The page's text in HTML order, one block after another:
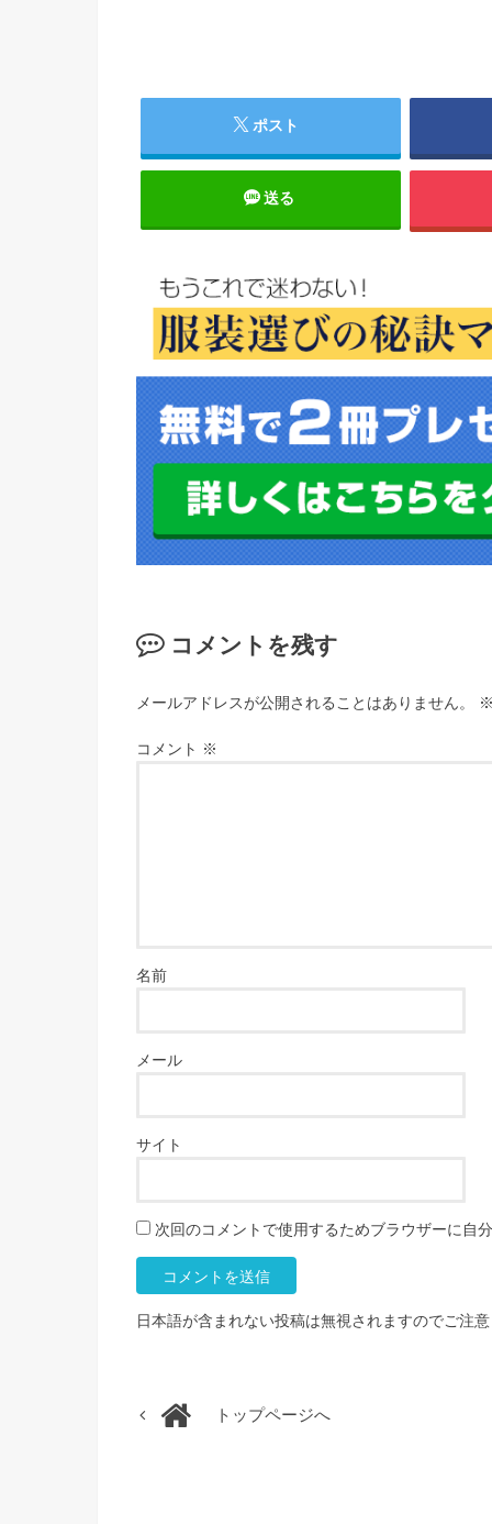
ポスト
送る
コメントを残す
メールアドレスが公開されることはありません。
コメント ※
名前
メール
サイト
次回のコメントで使用するためブラウザーに自
日本語が含まれない投稿は無視されますのでご注
トップページへ